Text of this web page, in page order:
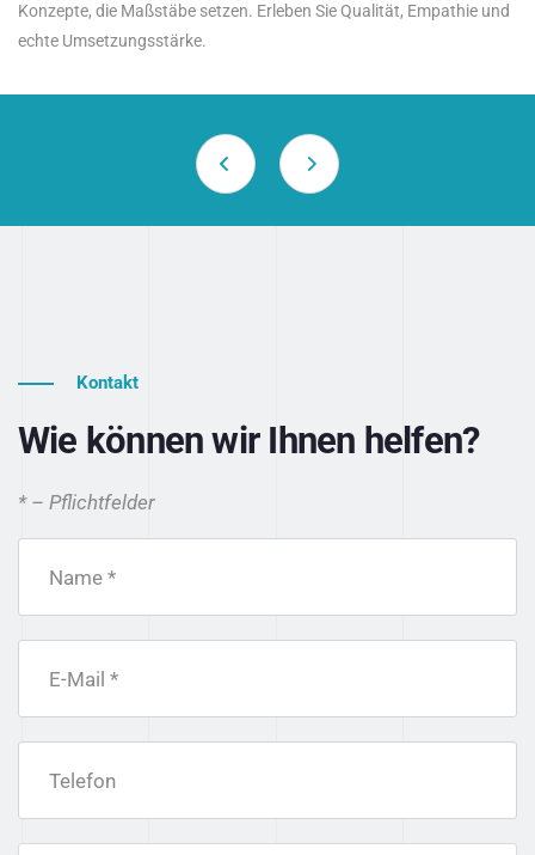
Konzepte, die Maßstäbe setzen. Erleben Sie Qualität, Empathie und
echte Umsetzungsstärke.
Kontakt
Wie können wir Ihnen helfen?
* – Pflichtfelder
Name *
E-Mail *
Telefon